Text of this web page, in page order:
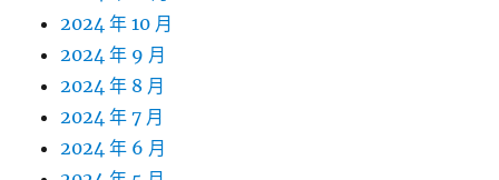
2024 年 10 月
2024 年 9 月
2024 年 8 月
2024 年 7 月
2024 年 6 月